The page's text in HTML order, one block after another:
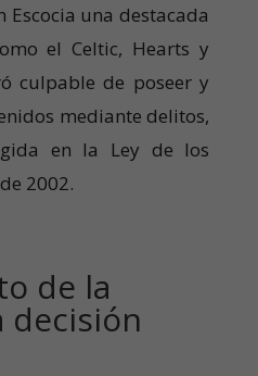
Escocia una destacada
el Celtic, Hearts y
culpable de poseer y
mediante delitos,
en la Ley de los
2002.
de la
decisión